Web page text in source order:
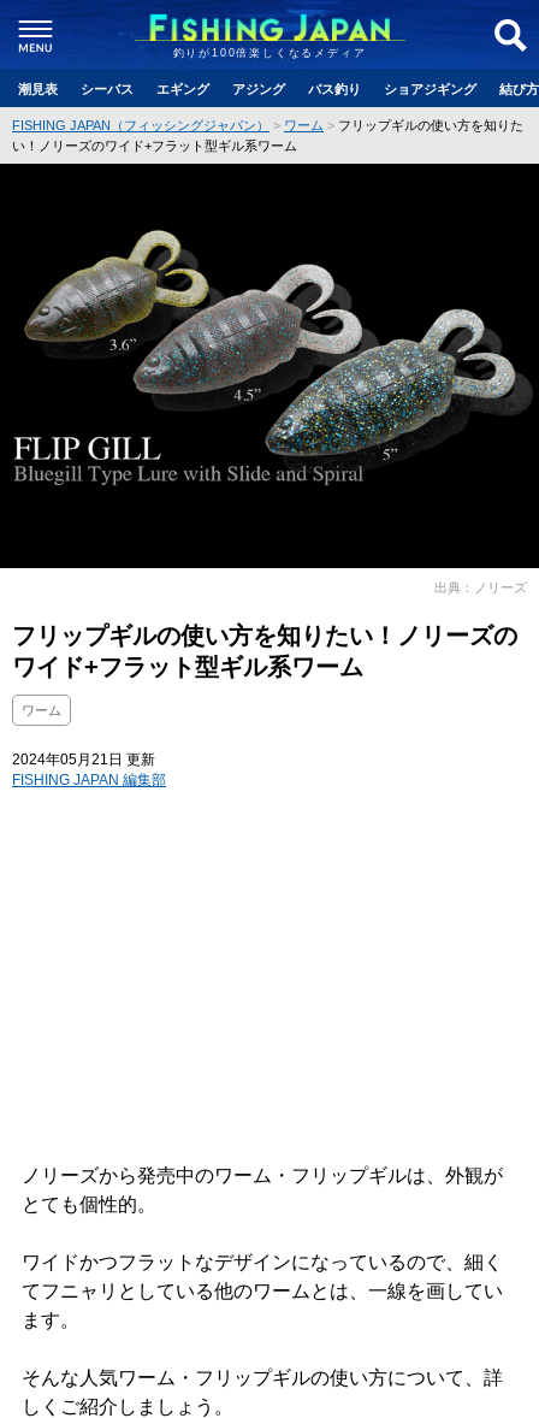
釣りが100倍楽しくなるメディア
潮見表 シーバス エギング アジング バス釣り ショアジギング 結び
FISHING JAPAN（フィッシングジャパン） ワーム
フリップギルの使い方を知りた
い！ノリーズのワイド+フラット型ギル系ワーム
出典：ノリーズ
フリップギルの使い方を知りたい！ノリーズの
ワイド+フラット型ギル系ワーム
ワーム
2024年05月21日 更新
FISHING JAPAN 編集部
ノリーズから発売中のワーム・フリップギルは、外観が
とても個性的。
ワイドかつフラットなデザインになっているので、細く
てフニャリとしている他のワームとは、一線を画してい
ます。
そんな人気ワーム・フリップギルの使い方について、詳
しくご紹介しましょう。